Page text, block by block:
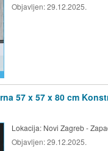
Objavljen:29.12.2025.
57 x 57 x 80 cm
Lokacija: Novi Zagreb -
Objavljen:29.12.2025.